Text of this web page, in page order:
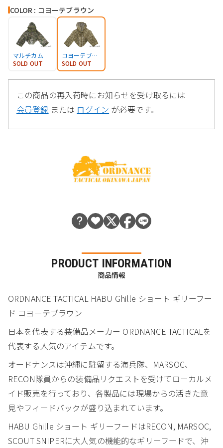
COLOR : コヨーテブラウン
マルチカム
SOLD OUT
コヨーテブラウン
SOLD OUT
この商品の再入荷時にお知らせを受け取るには
会員登録 または ログイン が必要です。
PRODUCT INFORMATION
商品情報
ORDNANCE TACTICAL HABU Ghille ショート ギリーフー
ド コヨーテブラウン
日本を代表する装備品メーカー ORDNANCE TACTICALを
代表する人気のアイテムです。
オードナンスは沖縄に駐留する海兵隊、MARSOC、
RECON隊員からの装備品リクエストを受けてローカルメ
イド販売を行っており、各製品には現場からの活きた意
見やフィードバックが盛り込まれています。
HABU Ghille ショート ギリーフードはRECON, MARSOC,
SCOUT SNIPERに大人気の機能的なギリーフードで、沖